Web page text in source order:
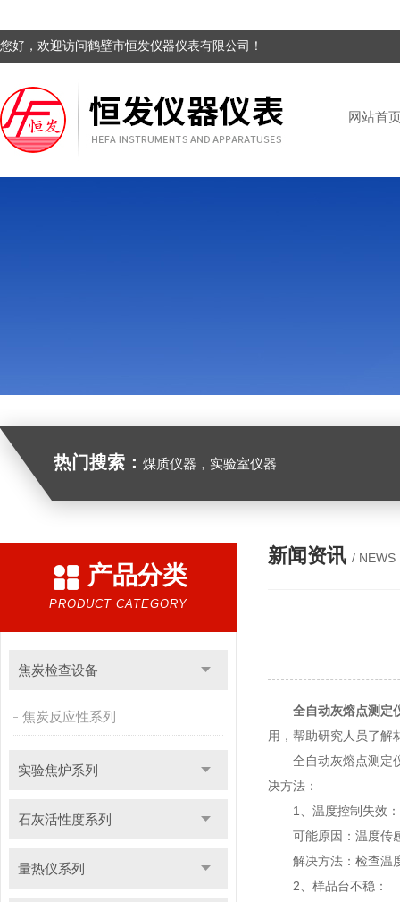
您好，欢迎访问鹤壁市恒发仪器仪表有限公司！
网站首
热门搜索： 煤质仪器，实验室仪器
产品分类
PRODUCT CATEGORY
焦炭检查设备
焦炭反应性系列
实验焦炉系列
石灰活性度系列
量热仪系列
新闻资讯 / NEWS
全自动灰熔点测定
用，帮助研究人员了解
全自动灰熔点测定仪
决方法：
1、温度控制失效：
可能原因：温度传感
解决方法：检查温度
2、样品台不稳：